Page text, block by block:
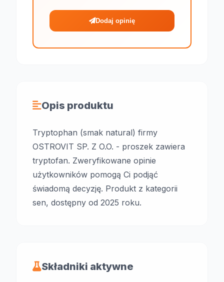
Dodaj opinię
Opis produktu
Tryptophan (smak natural) firmy
OSTROVIT SP. Z O.O. - proszek zawiera
tryptofan. Zweryfikowane opinie
użytkowników pomogą Ci podjąć
świadomą decyzję. Produkt z kategorii
sen, dostępny od 2025 roku.
Składniki aktywne